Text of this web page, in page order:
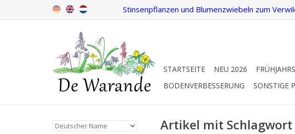
Stinsenpflanzen und Blumenzwiebeln zum
STARTSEITE NEU 2026
BODENVERBESSERUNG
SONSTIGE
Artikel mit